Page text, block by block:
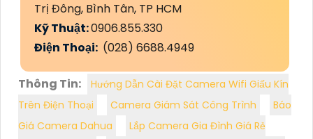
Trị Đông, Bình Tân, TP HCM
Kỹ Thuật:0906.855.330
Điện Thoại: (028) 6688.4949
Thông Tin:
Hướng Dẫn Cài Đặt Camera Wifi Giấu Kín
Trên Điện Thoại
Camera Giám Sát Công Trình
Báo
Giá Camera Dahua
Lắp Camera Gia Đình Giá Rẻ